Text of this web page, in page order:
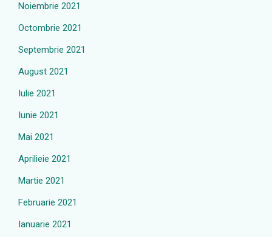
Noiembrie 2021
Octombrie 2021
Septembrie 2021
August 2021
Iulie 2021
Iunie 2021
Mai 2021
Aprilieie 2021
Martie 2021
Februarie 2021
Ianuarie 2021